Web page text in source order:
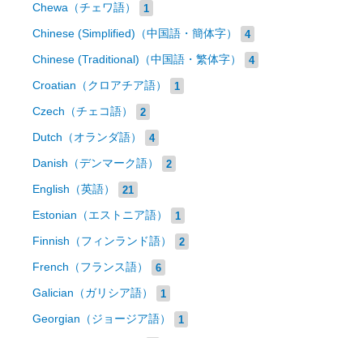
Chewa（チェワ語） 1
Chinese (Simplified)（中国語・簡体字） 4
Chinese (Traditional)（中国語・繁体字） 4
Croatian（クロアチア語） 1
Czech（チェコ語） 2
Dutch（オランダ語） 4
Danish（デンマーク語） 2
English（英語） 21
Estonian（エストニア語） 1
Finnish（フィンランド語） 2
French（フランス語） 6
Galician（ガリシア語） 1
Georgian（ジョージア語） 1